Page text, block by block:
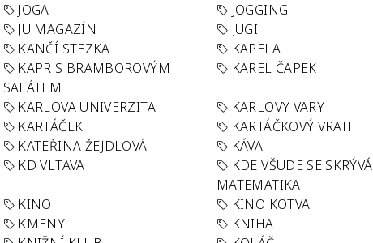
JOGA JOGGING
JU MAGAZÍN JUGI
KANČÍ STEZKA KAPELA
KAPR S BRAMBOROVÝM
SALÁTEM
KAREL ČAPEK
KARLOVA UNIVERZITA KARLOVY VARY
KARTÁČEK KARTÁČKOVÝ VRAH
KATEŘINA ŽEJDLOVÁ KÁVA
KD VLTAVA
KDE VŠUDE SE SKRÝVÁ
MATEMATIKA
KINO KINO KOTVA
KMENY KNIHA